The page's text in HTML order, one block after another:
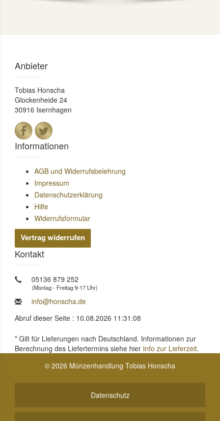
Anbieter
Tobias Honscha
Glockenheide 24
30916 Isernhagen
Informationen
AGB und Widerrufsbelehrung
Impressum
Datenschutzerklärung
Hilfe
Widerrufsformular
Vertrag widerrufen
Kontakt
05136 879 252
(Montag - Freitag 9-17 Uhr)
info@honscha.de
Abruf dieser Seite : 10.08.2026 11:31:08
* Gilt für Lieferungen nach Deutschland. Informationen zur
Berechnung des Liefertermins siehe hier Info zur Lieferzeit.
© 2026 Münzenhandlung Tobias Honscha
Datenschutz